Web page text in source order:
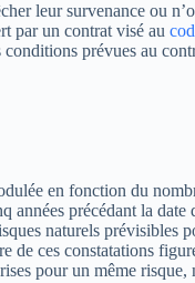
leur survenance ou
par un contrat visé au
prévues au
en fonction du
années précédant la
naturels prévisibles
de ces constatations
pour un même risque,